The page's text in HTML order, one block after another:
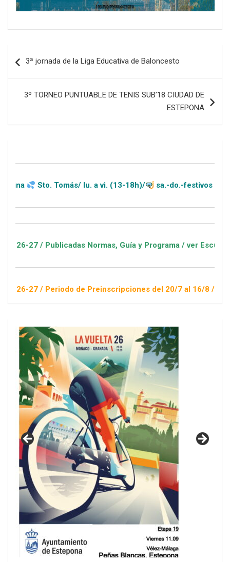
de
3ª jornada de la Liga Educativa de Baloncesto
3º TORNEO PUNTUABLE DE TENIS SUB’18 CIUDAD DE
ESTEPONA
Tomás/ lu. a vi. (13-18h)/ sa.-do.-festivos (11-20h)
/ Publicadas Normas, Guía y Programa / ver Escuelas
/ Periodo de Preinscripciones del 20/7 al 16/8 / Sorteo 1 de
GUIA DE INSTALACIONES DEPORTIVAS